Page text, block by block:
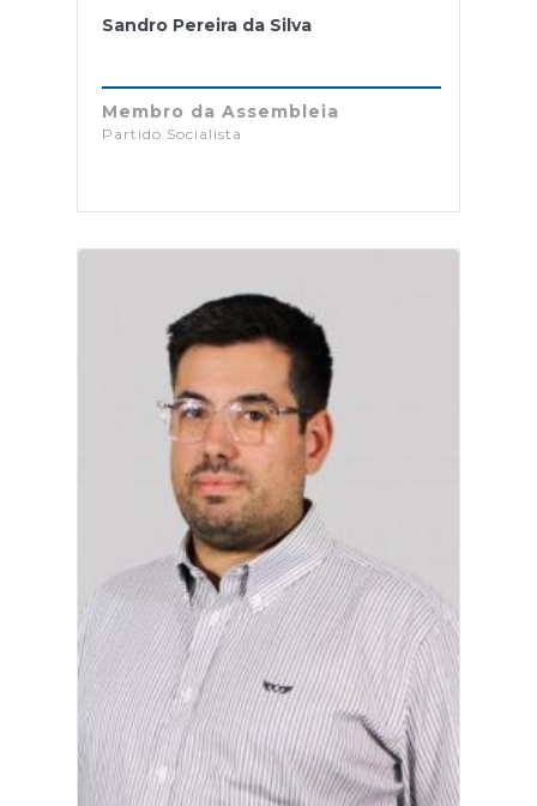
Sandro Pereira da Silva
Membro da Assembleia
Partido Socialista